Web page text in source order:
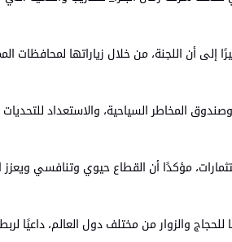
إلى أن اللجنة، من خلال زياراتها لمحافظات
المخاطر السياحية، والاستعداد
مؤكدًا أن القطاع حيوي وتنافسي ويعزز
والزوار من مختلف دول العالم، داعيًا